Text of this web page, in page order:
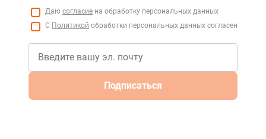
Даю согласие на обработку персональных данных
С Политикой обработки персональных данных согласен
Подписаться